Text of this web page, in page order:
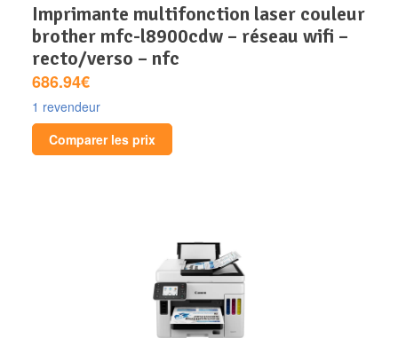
imprimante multifonction laser couleur
brother mfc-l8900cdw – réseau wifi –
recto/verso – nfc
686.94€
1 revendeur
Comparer les prix